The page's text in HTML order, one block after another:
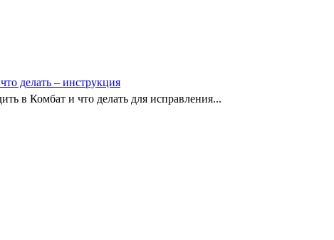
делать – инструкция
в Комбат и что делать для исправления...